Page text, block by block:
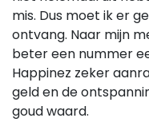
mis. Dus moet ik er
ontvang. Naar mijn
beter een nummer
Happinez zeker
geld en de
goud waard.